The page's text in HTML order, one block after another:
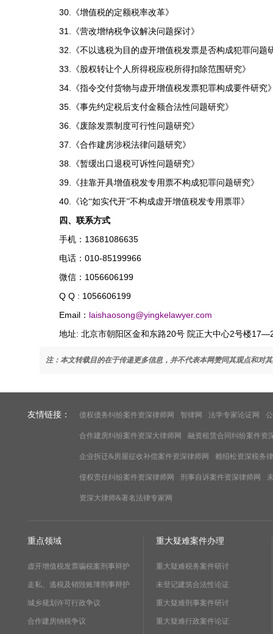
30. 《增值税的定额税率改革》
31. 《营改增纳税争议解决问题探讨》
32. 《不以逃税为目的虚开增值税发票是否构成犯罪问题
33. 《股权转让个人所得税应税所得扣除范围研究》
34. 《指令交付货物与虚开增值税发票犯罪构成要件研究
35. 《事先约定税后支付金额合法性问题研究》
36. 《废除发票制度可行性问题研究》
37. 《合作建房涉税法律问题研究》
38. 《暂缓出口退税可诉性问题研究》
39. 《挂靠开具增值税发专用票不构成犯罪问题研究》
40. 《论“如实代开”不构成虚开增值税发专用票罪》
四、联系方式
手机： 13681086635
电话： 010-85199966
微信： 1056606199
Q Q : 1056606199
Email ： laishaosong@yingkelawyer.com
地址: 北京市朝阳区金和东路20号 院正大中心2号楼
注：本文转载目的在于传递更多信息，并不代表本网赞同其观点和对
友情链接： 债权债务纠纷案件资深律师网 智律网 法学专家论证网
合作建房纠纷案件资深大律师网 融资租赁合同纠纷案件资
企业拆迁&房屋征收补偿案件资深律师网 赖绍松资深税务
侵权责任纠纷案件资深律师网 刑事自诉案件资深律师网
资深大律师&著名法律专家网
重点领域
虚开增值税发票骗税案刑事辩护
走私、逃税及销毁账簿刑事辩护
城乡规划许可行政争议
合作建房纳税争议
重大疑难案件办理
重大疑难税务案件研讨
未登记建筑合法性论证
重大疑难刑事案件研讨
重大疑难行政案件论证